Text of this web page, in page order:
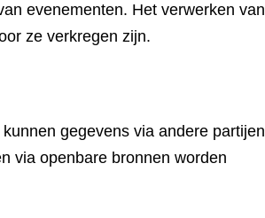
evenementen. Het verwerken van
ze verkregen zijn.
gegevens via andere partijen
via openbare bronnen worden